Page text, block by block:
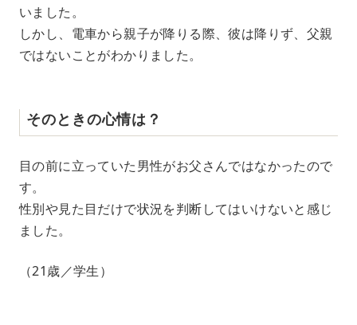
いました。
しかし、電車から親子が降りる際、彼は降りず、父親
ではないことがわかりました。
そのときの心情は？
目の前に立っていた男性がお父さんではなかったので
す。
性別や見た目だけで状況を判断してはいけないと感じ
ました。
（21歳／学生）